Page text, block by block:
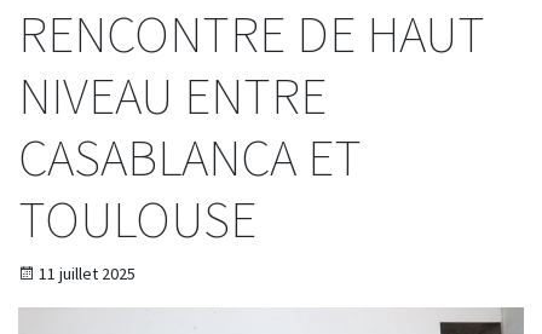
RENCONTRE DE HAUT
NIVEAU ENTRE
CASABLANCA ET
TOULOUSE
11 juillet 2025